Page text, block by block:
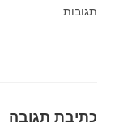
תגובות
כתיבת תגובה